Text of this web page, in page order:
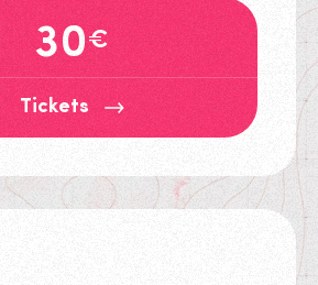
30€
Tickets